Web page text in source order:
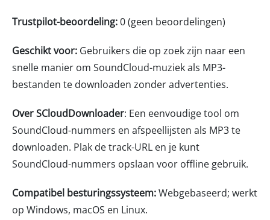
Trustpilot-beoordeling:0 (geen beoordelingen)
Geschikt voor: Gebruikers die op zoek zijn naar een
snelle manier om SoundCloud-muziek als MP3-
bestanden te downloaden zonder advertenties.
Over SCloudDownloader: Een eenvoudige tool om
SoundCloud-nummers en afspeellijsten als MP3 te
downloaden. Plak de track-URL en je kunt
SoundCloud-nummers opslaan voor offline gebruik.
Compatibel besturingssysteem:Webgebaseerd; werkt
op Windows, macOS en Linux.